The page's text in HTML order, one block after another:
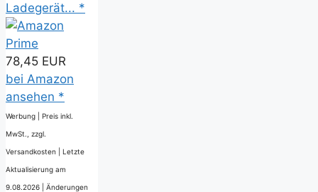
Ladegerät... *
78,45 EUR
bei Amazon
ansehen *
Werbung | Preis inkl.
MwSt., zzgl.
Versandkosten | Letzte
Aktualisierung am
9.08.2026 | Änderungen